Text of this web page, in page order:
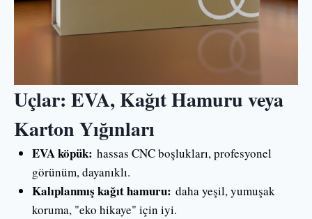
Uçlar: EVA, Kağıt Hamuru veya
Karton Yığınları
EVA köpük: hassas CNC boşlukları, profesyonel
görünüm, dayanıklı.
Kalıplanmış kağıt hamuru: daha yeşil, yumuşak
koruma, "eko hikaye" için iyi.